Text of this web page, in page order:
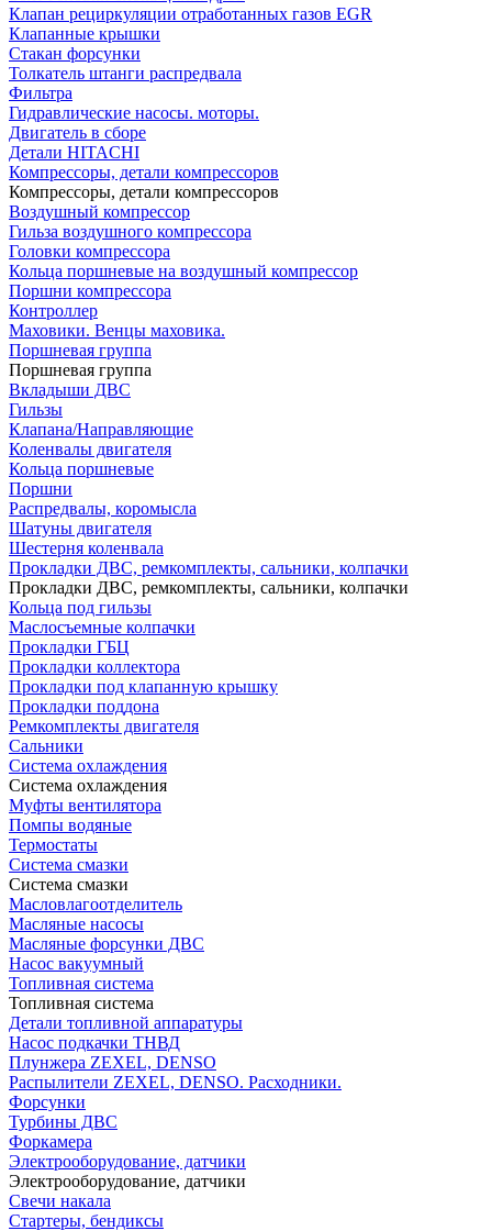
Клапан рециркуляции отработанных газов EGR
Клапанные крышки
Стакан форсунки
Толкатель штанги распредвала
Фильтра
Гидравлические насосы. моторы.
Двигатель в сборе
Детали HITACHI
Компрессоры, детали компрессоров
Компрессоры, детали компрессоров
Воздушный компрессор
Гильза воздушного компрессора
Головки компрессора
Кольца поршневые на воздушный компрессор
Поршни компрессора
Контроллер
Маховики. Венцы маховика.
Поршневая группа
Поршневая группа
Вкладыши ДВС
Гильзы
Клапана/Направляющие
Коленвалы двигателя
Кольца поршневые
Поршни
Распредвалы, коромысла
Шатуны двигателя
Шестерня коленвала
Прокладки ДВС, ремкомплекты, сальники, колпачки
Прокладки ДВС, ремкомплекты, сальники, колпачки
Кольца под гильзы
Маслосъемные колпачки
Прокладки ГБЦ
Прокладки коллектора
Прокладки под клапанную крышку
Прокладки поддона
Ремкомплекты двигателя
Сальники
Система охлаждения
Система охлаждения
Муфты вентилятора
Помпы водяные
Термостаты
Система смазки
Система смазки
Масловлагоотделитель
Масляные насосы
Масляные форсунки ДВС
Насос вакуумный
Топливная система
Топливная система
Детали топливной аппаратуры
Насос подкачки ТНВД
Плунжера ZEXEL, DENSO
Распылители ZEXEL, DENSO. Расходники.
Форсунки
Турбины ДВС
Форкамера
Электрооборудование, датчики
Электрооборудование, датчики
Свечи накала
Стартеры, бендиксы